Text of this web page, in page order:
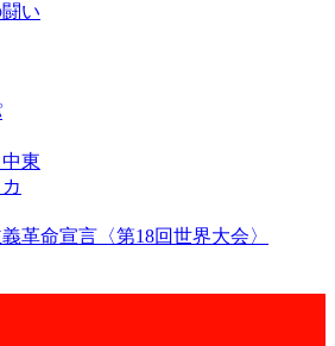
い
東
革命宣言〈第18回世界大会〉